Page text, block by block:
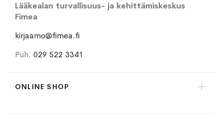
Lääkealan turvallisuus- ja kehittämiskeskus
Fimea
kirjaamo@fimea.fi
Puh. 029 522 3341
ONLINE SHOP